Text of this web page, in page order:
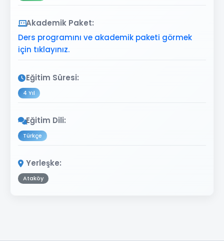
Akademik Paket:
Ders programını ve akademik paketi görmek
için tıklayınız.
Eğitim Süresi:
4 Yıl
Eğitim Dili:
Türkçe
Yerleşke:
Ataköy